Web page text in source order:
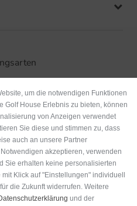
um die notwendigen Funktionen
Golf House Erlebnis zu bieten, können
von Anzeigen verwendet
Sie diese und stimmen zu, dass
auch an unsere Partner
akzeptieren, verwenden
Sie erhalten keine personalisierten
Klick auf "Einstellungen" individuell
die Zukunft widerrufen. Weitere
und der